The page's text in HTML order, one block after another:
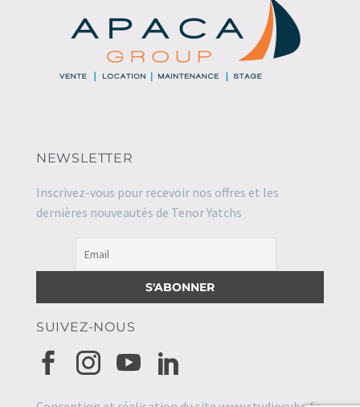
NEWSLETTER
Inscrivez-vous pour recevoir nos offres et les
dernières nouveautés de Tenor Yatchs
SUIVEZ-NOUS